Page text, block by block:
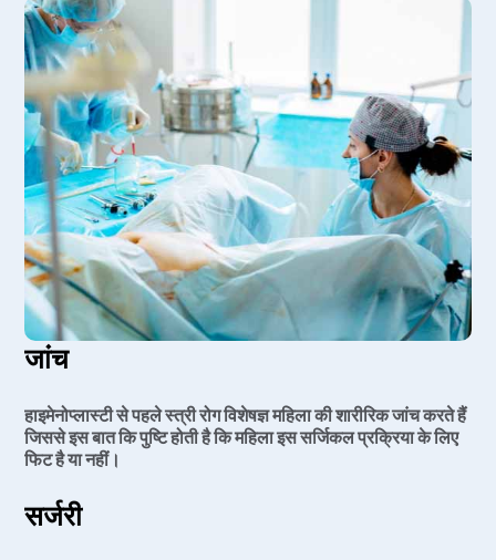
जांच
हाइमेनोप्लास्टी से पहले स्त्री रोग विशेषज्ञ महिला की शारीरिक जांच करते हैं
जिससे इस बात कि पुष्टि होती है कि महिला इस सर्जिकल प्रक्रिया के लिए
फिट है या नहीं।
सर्जरी